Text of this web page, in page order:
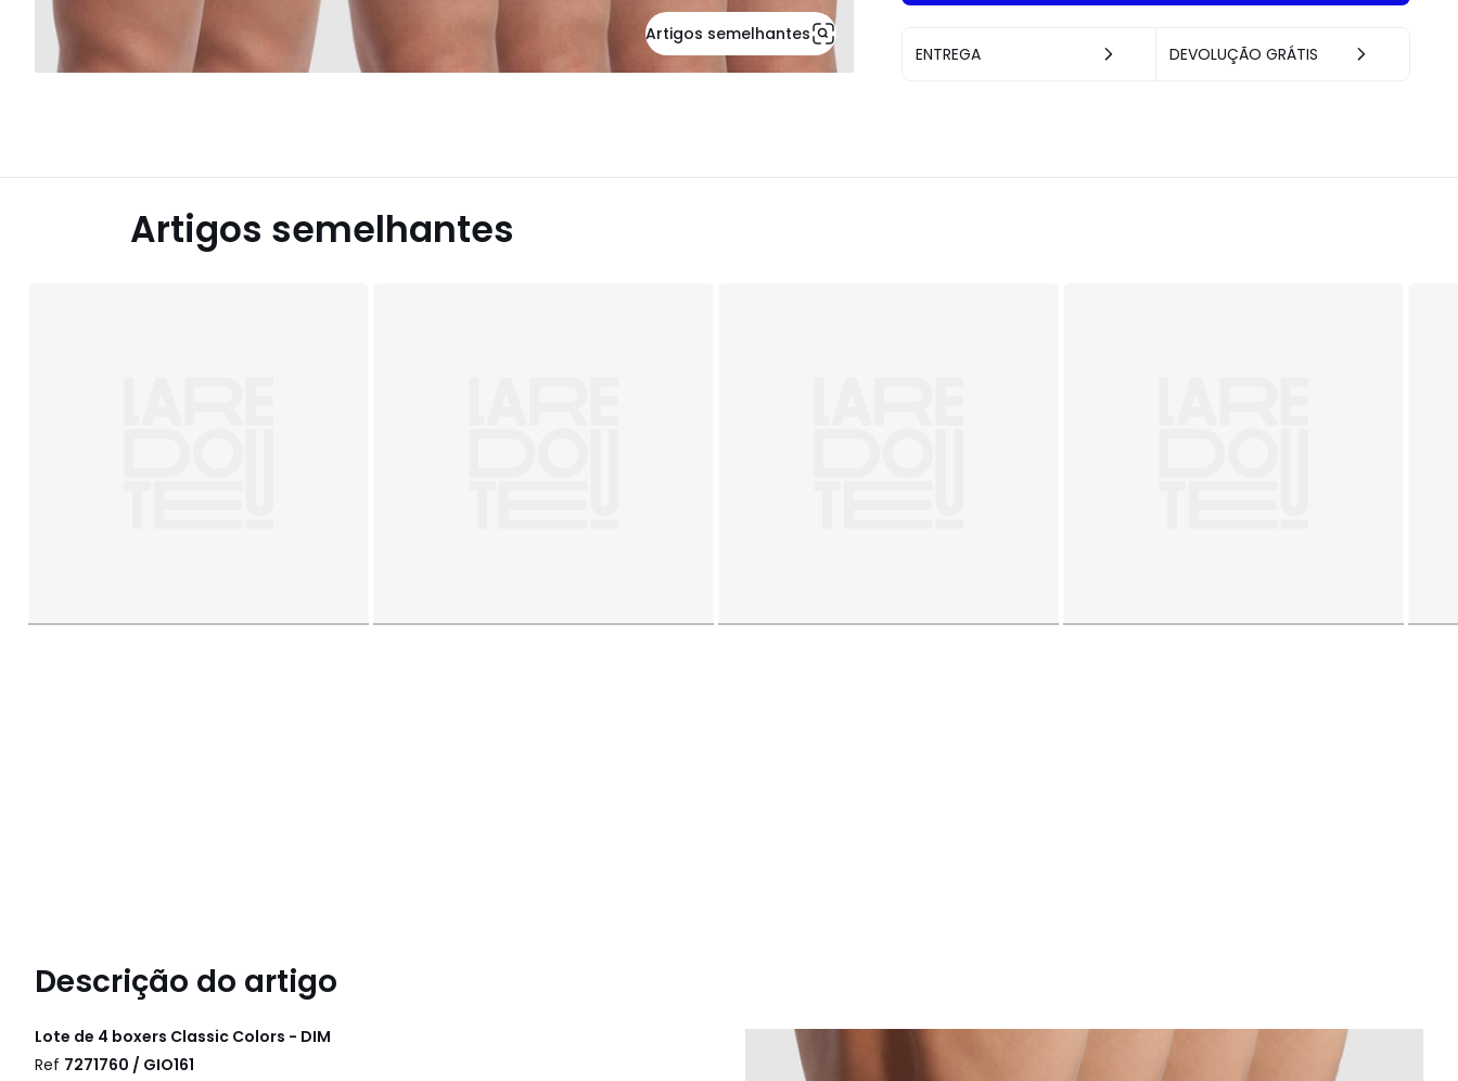
Artigos semelhantes
ENTREGA DEVOLUÇÃO GRÁTIS
Artigos semelhantes
Descrição do artigo
Lote de 4 boxers Classic Colors - DIM
Ref 7271760 / GIO161